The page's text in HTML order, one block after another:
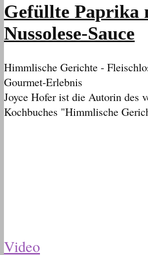
Gefüllte Paprika
Nussolese-Sauce
Himmlische Gerichte -
Gourmet-Erlebnis
Joyce Hofer ist die Autorin des
Kochbuches "Himmlische
Video